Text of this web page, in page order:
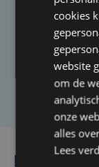
Heb je een
cookies
website
om de
onze
alles
Lees